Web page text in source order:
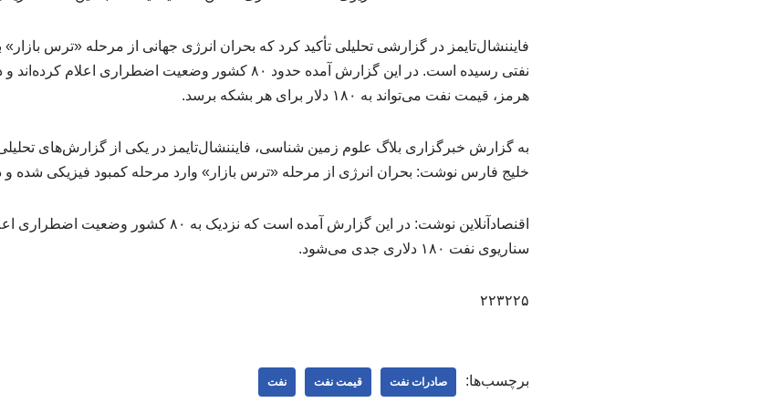
فایننشال‌تایمز در گزارشی تحلیلی تأکید کرد که بحران انرژی جهانی از مرحله «ترس بازار»
نفتی رسیده است. در این گزارش آمده حدود ۸۰ کشور وضعیت اضطراری
هرمز، قیمت نفت می‌تواند به ۱۸۰ دلار برای هر بشکه برسد.
به گزارش خبرگزاری بلاگ علوم زمین شناسی، فایننشال‌تایمز در یکی از گزارش‌های
خلیج فارس نوشت: بحران انرژی از مرحله «ترس بازار» وارد مرحله کمبود فیزیکی شده و
اقنصادآنلاین نوشت: در این گزارش آمده است که
سناریوی نفت ۱۸۰ دلاری جدی می‌شود.
۲۲۳۲۲۵
برچسب‌ها: صادرات نفت قیمت نفت نفت